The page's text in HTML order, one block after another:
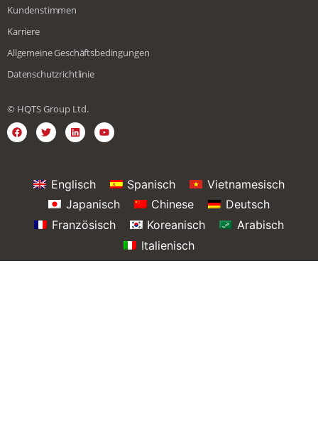
Kundenstimmen
Karriere
Allgemeine Geschäftsbedingungen
Datenschutzrichtlinie
© HQTS Group Ltd.
Englisch Spanisch
Vietnamesisch
Japanisch
Chinese
Deutsch
Französisch
Koreanisch
Arabisch
Italienisch